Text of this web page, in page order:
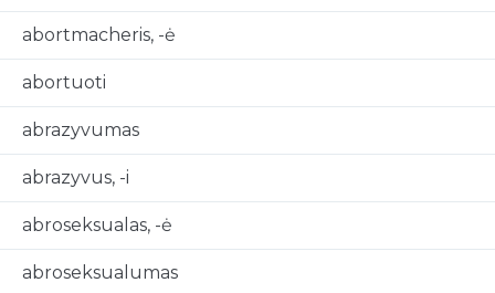
abortmacheris, -ė
abortuoti
abrazyvumas
abrazyvus, -i
abroseksualas, -ė
abroseksualumas